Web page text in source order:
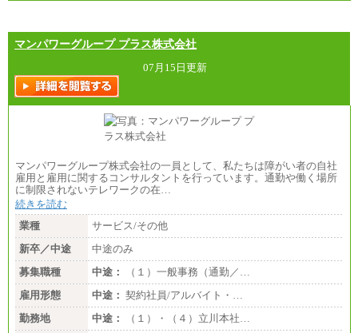
マンパワーグループ プラス株式会社
07月15日更新
マンパワーグループ株式会社の一員として、私たちは障がい者の自社
雇用と雇用に関するコンサルタントを行っています。通勤や働く場所
に制限されないテレワークの在…
続きを読む
業種
サービス/その他
新卒／中途
中途のみ
募集職種
中途：
（１）一般事務（通勤／…
雇用形態
中途： 契約社員/アルバイト・…
勤務地
中途：
（１）・（４）立川本社…